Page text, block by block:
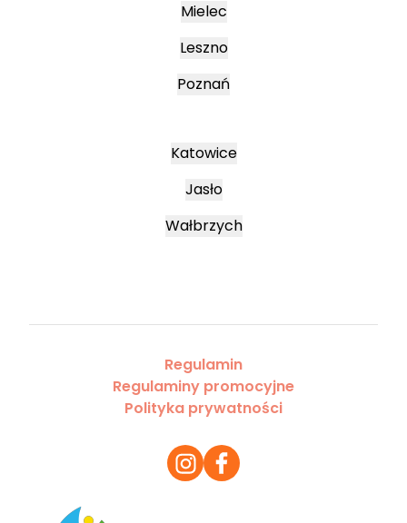
Mielec
Leszno
Poznań
Katowice
Jasło
Wałbrzych
Regulamin
Regulaminy promocyjne
Polityka prywatności